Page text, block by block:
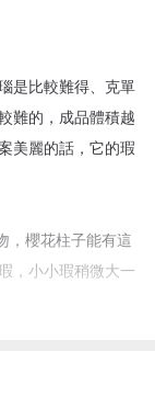
是比較難得、克單
難的，成品體積越
美麗的話，它的瑕
，櫻花柱子能有這
，小小瑕稍微大一